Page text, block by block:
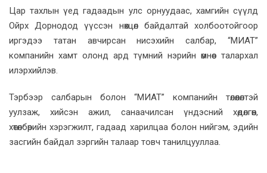
Цар тахлын үед гадаадын улс орнуудаас, хамгийн сүүлд
Ойрх Дорнодод үүссэн нөхцөл байдалтай холбоотойгоор
иргэдээ татан авчирсан нисэхийн салбар, “МИАТ”
компанийн хамт олонд ард түмний нэрийн өмнөөс талархал
илэрхийлэв.
Тэрбээр салбарын болон “МИАТ” компанийн төлөөлөлтэй
уулзаж, хийсэн ажил, санаачилсан үндэсний хөдөлгөөн,
хөтөлбөрийн хэрэгжилт, гадаад харилцаа болон нийгэм, эдийн
засгийн байдал зэргийн талаар товч танилцууллаа.